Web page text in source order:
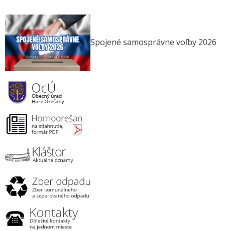
Spojené samosprávne voľby 2026